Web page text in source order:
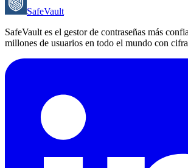
SafeVault
SafeVault es el gestor de contraseñas más
millones de usuarios en todo el mundo con